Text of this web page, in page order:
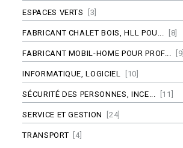
ESPACES VERTS [3]
FABRICANT CHALET BOIS, HLL POU... [8]
FABRICANT MOBIL-HOME POUR PROF... [9]
INFORMATIQUE, LOGICIEL [10]
SÉCURITÉ DES PERSONNES, INCE... [11]
SERVICE ET GESTION [24]
TRANSPORT [4]